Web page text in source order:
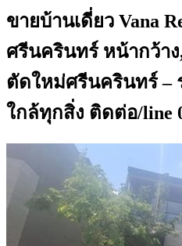
ขายบ้านเดี่ยว Vana
ศรีนครินทร์ หน้ากว้า
ตัดใหม่ศรีนครินทร์ –
ใกล้ทุกสิ่ง ติดต่อ/line